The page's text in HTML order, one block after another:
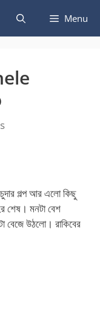
Menu
গল্প আর এলো কিছু
শেষ। মনটা বেশ
বেজে উঠলো। রাকিবের